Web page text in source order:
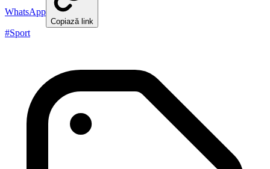
WhatsApp
Copiază link
#Sport